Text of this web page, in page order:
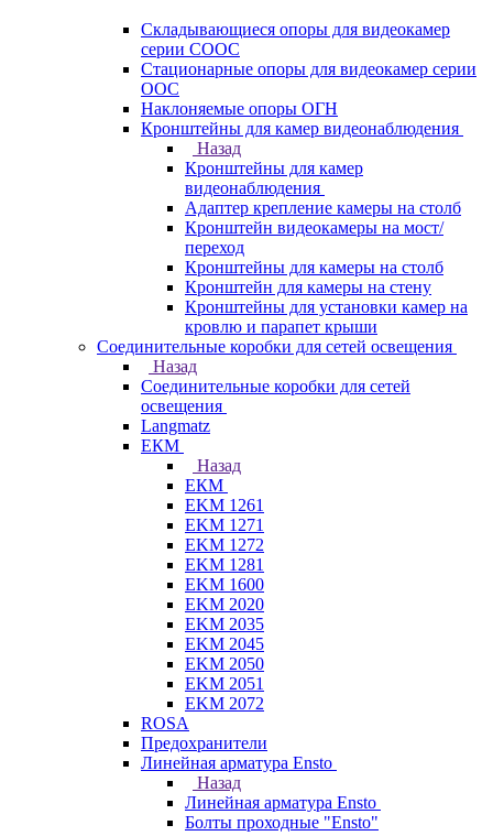
Складывающиеся опоры для видеокамер
серии СООС
Стационарные опоры для видеокамер серии
ООС
Наклоняемые опоры ОГН
Кронштейны для камер видеонаблюдения
Назад
Кронштейны для камер
видеонаблюдения
Адаптер крепление камеры на столб
Кронштейн видеокамеры на мост/
переход
Кронштейны для камеры на столб
Кронштейн для камеры на стену
Кронштейны для установки камер на
кровлю и парапет крыши
Соединительные коробки для сетей освещения
Назад
Соединительные коробки для сетей
освещения
Langmatz
ЕКМ
Назад
ЕКМ
EKM 1261
EKM 1271
EKM 1272
EKM 1281
EKM 1600
EKM 2020
EKM 2035
EKM 2045
EKM 2050
EKM 2051
EKM 2072
ROSA
Предохранители
Линейная арматура Ensto
Назад
Линейная арматура Ensto
Болты проходные "Ensto"